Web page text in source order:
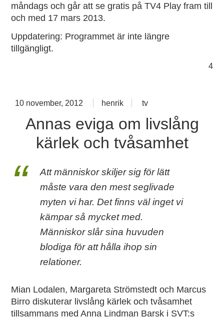
måndags och går att se gratis på TV4 Play fram till
och med 17 mars 2013.
Uppdatering: Programmet är inte längre
tillgängligt.
4
10 november, 2012
henrik tv
Annas eviga om livslång
kärlek och tvåsamhet
Att människor skiljer sig för lätt
måste vara den mest seglivade
myten vi har. Det finns väl inget vi
kämpar så mycket med.
Människor slår sina huvuden
blodiga för att hålla ihop sin
relationer.
Mian Lodalen, Margareta Strömstedt och Marcus
Birro diskuterar livslång kärlek och tvåsamhet
tillsammans med Anna Lindman Barsk i SVT:s